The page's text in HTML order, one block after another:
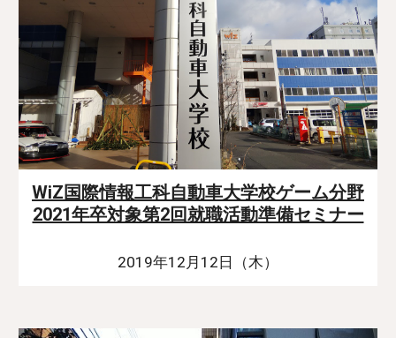
WiZ国際情報工科自動車大学校ゲーム分野
2021年卒対象第2回就職活動準備セミナー
2019年12月12日（木）